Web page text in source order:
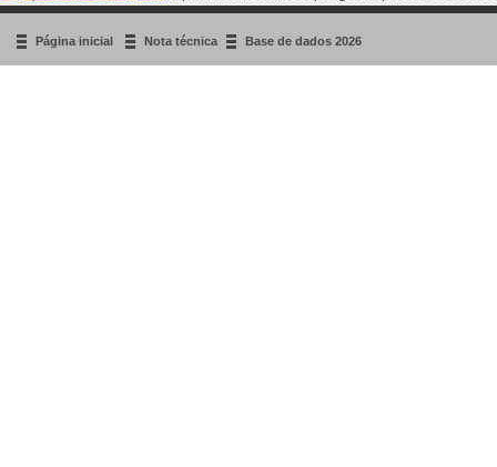
Página inicial Nota técnica Base de dados 2026